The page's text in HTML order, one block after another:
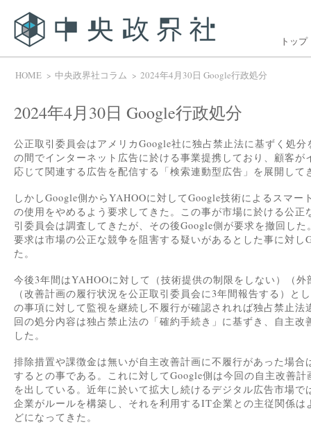
トップ
HOME 中央政界社コラム 2024年4月30日 Google行政処分
2024年4月30日 Google行政処分
公正取引委員会はアメリカGoogle社に独占禁止法に基ずく処
の間でインターネット広告に於ける事業提携しており、顧客
応じて関連する広告を配信する「検索連動型広告」を展開して
しかしGoogle側からYAHOOに対してGoogle技術によるスマー
の使用をやめるよう要求してきた。この事が市場に於ける公
引委員会は調査してきたが、その後Google側が要求を撤回し
要求は市場の公正な競争を阻害する疑いがあるとした事に対し
た。
今後3年間はYAHOOに対して（技術提供の制限をしない）（
（改善計画の履行状況を公正取引委員会に3年間報告する）と
の事項に対して監視を継続し不履行が確認されれば独占禁止
回の処分内容は独占禁止法の「確約手続き」に基ずき、自主
した。
排除措置や課徴金は無いが自主改善計画に不履行があった場
するとの事である。これに対してGoogle側は今回の自主改善
を出している。近年に於いて拡大し続けるデジタル広告市場
企業がルールを構築し、それを利用するIT企業との主従関係
どになってきた。